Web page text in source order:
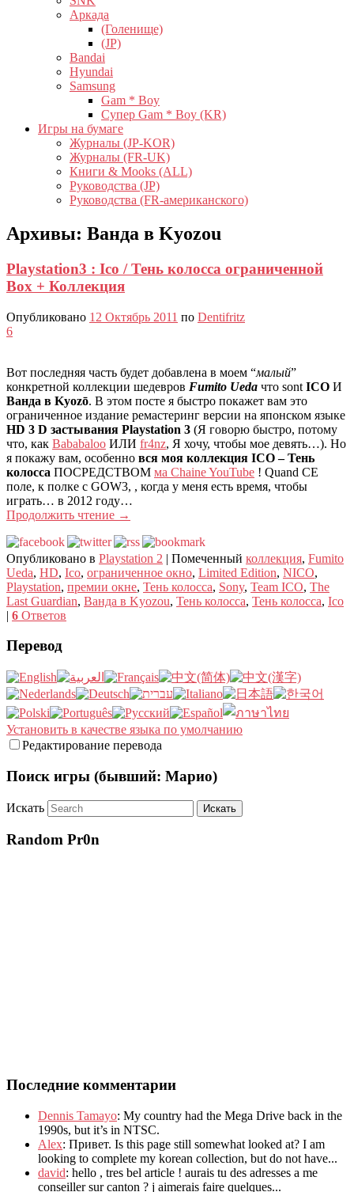
Аркада
(Голенище)
(JP)
Bandai
Hyundai
Samsung
Gam * Boy
Супер Gam * Boy (KR)
Игры на бумаге
Журналы (JP-KOR)
Журналы (FR-UK)
Книги & Mooks (ALL)
Руководства (JP)
Руководства (FR-американского)
Архивы: Ванда в Kyozou
Playstation3 : Ico / Тень колосса ограниченной
Box + Коллекция
Опубликовано 12 Октябрь 2011 по Dentifritz
6
Вот последняя часть будет добавлена ​​в моем “малый”
конкретной коллекции шедевров Fumito Ueda что sont ICO И
Ванда в Kyozō. В этом посте я быстро покажет вам это
ограниченное издание ремастеринг версии на японском языке
HD 3 D ​​застывания Playstation 3 (Я говорю быстро, потому
что, как Bababaloo ИЛИ fr4nz, Я хочу, чтобы мое девять…). Но
я покажу вам, особенно вся моя коллекция ICO – Тень
колосса ПОСРЕДСТВОМ ма Chaine YouTube ! Quand CE
поле, к полке с GOW3, , когда у меня есть время, чтобы
играть… в 2012 году…
Продолжить чтение →
Опубликовано в Playstation 2 | Помеченный коллекция, Fumito
Ueda, HD, Ico, ограниченное окно, Limited Edition, NICO,
Playstation, премии окне, Тень колосса, Sony, Team ICO, The
Last Guardian, Ванда в Kyozou, Тень колосса, Тень колосса, Ico
| 6 Ответов
Перевод
Установить в качестве языка по умолчанию
Редактирование перевода
Поиск игры (бывший: Марио)
Искать
Random Pr0n
Последние комментарии
Dennis Tamayo: My country had the Mega Drive back in the
1990s, but it’s in NTSC.
Alex: Привет. Is this page still somewhat looked at? I am
looking to complete my korean collection, but do not have...
david: hello , tres bel article ! aurais tu des adresses a me
conseiller sur canton ? j aimerais faire quelques...